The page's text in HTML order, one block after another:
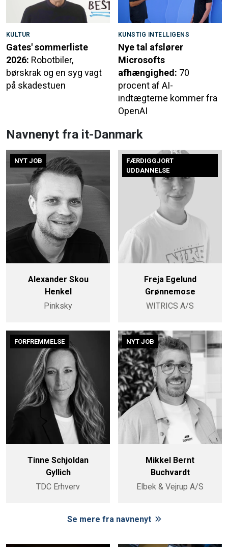
KULTUR
Gates' sommerliste
2026: Robotbiler,
børskrak og en syg vagt
på skadestuen
KUNSTIG INTELLIGENS
Nye tal afslører
Microsofts
afhængighed: 70
procent af AI-
indtægterne kommer fra
OpenAI
Navnenyt fra it-Danmark
NYT JOB
Alexander Skou
Henkel
Pinksky
FÆRDIGGJORT
UDDANNELSE
Freja Egelund
Grønnemose
WITRICS A/S
FORFREMMELSE
Tinne Schjoldan
Gyllich
TDC Erhverv
NYT JOB
Mikkel Bernt
Buchvardt
Elbek & Vejrup A/S
Se mere fra navnenyt